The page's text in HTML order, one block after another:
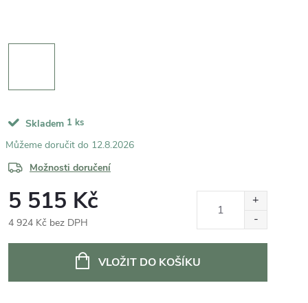
Skladem 1 ks
12.8.2026
Možnosti doručení
5 515 Kč
4 924 Kč bez DPH
VLOŽIT DO KOŠÍKU